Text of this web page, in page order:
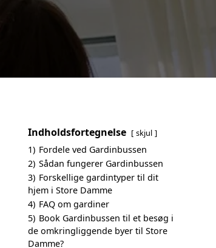
Indholdsfortegnelse skjul
1) Fordele ved Gardinbussen
2) Sådan fungerer Gardinbussen
3) Forskellige gardintyper til dit
hjem i Store Damme
4) FAQ om gardiner
5) Book Gardinbussen til et besøg i
de omkringliggende byer til Store
Damme?